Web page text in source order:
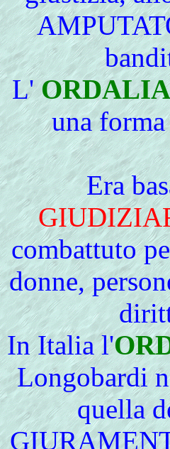
L' ORDALIA
una
Era
combattuto
donne,
In Italia l'
Longobardi
quella